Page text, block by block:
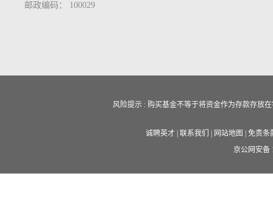
邮政编码： 100029
风险提示 : 购买基金不等于将资金作为存款存放
诚聘英才 联系我们 网站地图
免责条
京公网安备